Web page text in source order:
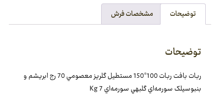
توضیحات مشخصات فرش
توضیحات
ربات بافت ربات 100*150 مستطيل گلريز معصومي 70 رج ابريشم و
بنبوسيلک سورمه‌اي گلبهي سورمه‌اي 7 Kg